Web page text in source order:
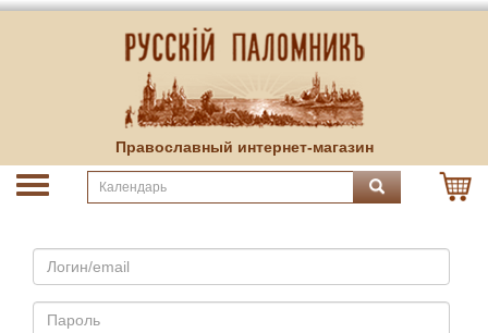
Православный интернет-магазин
Email
Пароль